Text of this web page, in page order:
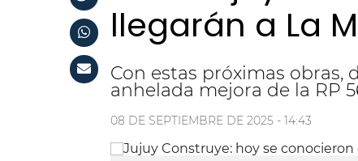
llegarán a La
Con estas próximas obras,
anhelada mejora de la RP
08 DE SEPTIEMBRE DE 2025 - 14:43